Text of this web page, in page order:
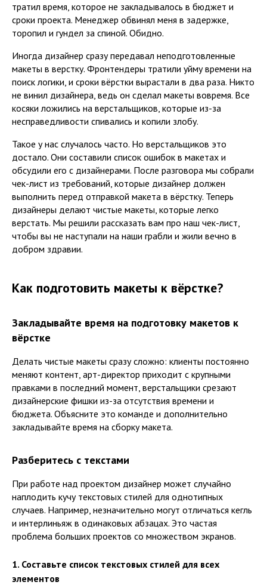
тратил время, которое не закладывалось в бюджет и
сроки проекта. Менеджер обвинял меня в задержке,
торопил и гундел за спиной. Обидно.
Иногда дизайнер сразу передавал неподготовленные
макеты в верстку. Фронтендеры тратили уйму времени на
поиск логики, и сроки вёрстки вырастали в два раза. Никто
не винил дизайнера, ведь он сделал макеты вовремя. Все
косяки ложились на верстальщиков, которые из-за
несправедливости спивались и копили злобу.
Такое у нас случалось часто. Но верстальщиков это
достало. Они составили список ошибок в макетах и
обсудили его с дизайнерами. После разговора мы собрали
чек-лист из требований, которые дизайнер должен
выполнить перед отправкой макета в вёрстку. Теперь
дизайнеры делают чистые макеты, которые легко
верстать. Мы решили рассказать вам про наш чек-лист,
чтобы вы не наступали на наши грабли и жили вечно в
добром здравии.
Как подготовить макеты к вёрстке?
Закладывайте время на подготовку макетов к
вёрстке
Делать чистые макеты сразу сложно: клиенты постоянно
меняют контент, арт-директор приходит с крупными
правками в последний момент, верстальщики срезают
дизайнерские фишки из-за отсутствия времени и
бюджета. Объясните это команде и дополнительно
закладывайте время на сборку макета.
Разберитесь с текстами
При работе над проектом дизайнер может случайно
наплодить кучу текстовых стилей для однотипных
случаев. Например, незначительно могут отличаться кегль
и интерлиньяж в одинаковых абзацах. Это частая
проблема больших проектов со множеством экранов.
1. Составьте список текстовых стилей для всех
элементов